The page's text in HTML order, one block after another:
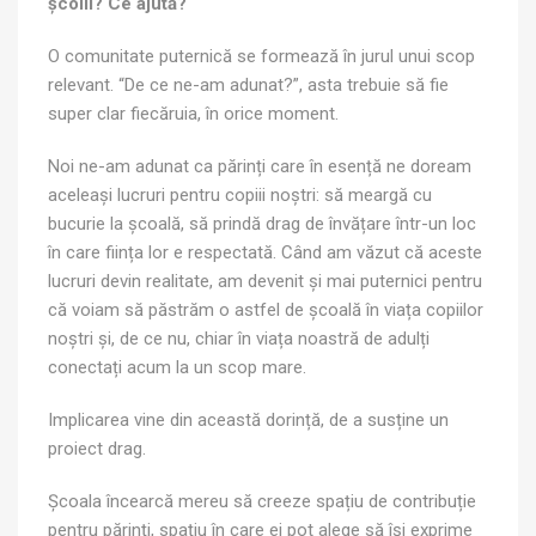
O comunitate puternică se formează în jurul unui scop
relevant. “De ce ne-am adunat?”, asta trebuie să fie
super clar fiecăruia, în orice moment.
Noi ne-am adunat ca părinți care în esență ne doream
aceleași lucruri pentru copiii noștri: să meargă cu
bucurie la școală, să prindă drag de învățare într-un loc
în care ființa lor e respectată. Când am văzut că aceste
lucruri devin realitate, am devenit și mai puternici pentru
că voiam să păstrăm o astfel de școală în viața copiilor
noștri și, de ce nu, chiar în viața noastră de adulți
conectați acum la un scop mare.
Implicarea vine din această dorință, de a susține un
proiect drag.
Școala încearcă mereu să creeze spațiu de contribuție
pentru părinți, spațiu în care ei pot alege să își exprime